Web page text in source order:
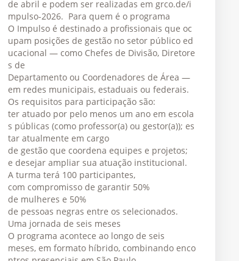
de abril e podem ser realizadas em grco.de/i
mpulso-2026. Para quem é o programa
O Impulso é destinado a profissionais que oc
upam posições de gestão no setor público ed
ucacional — como Chefes de Divisão, Diretore
s de
Departamento ou Coordenadores de Área —
em redes municipais, estaduais ou federais.
Os requisitos para participação são:
ter atuado por pelo menos um ano em escola
s públicas (como professor(a) ou gestor(a)); es
tar atualmente em cargo
de gestão que coordena equipes e projetos;
e desejar ampliar sua atuação institucional.
A turma terá 100 participantes,
com compromisso de garantir 50%
de mulheres e 50%
de pessoas negras entre os selecionados.
Uma jornada de seis meses
O programa acontece ao longo de seis
meses, em formato híbrido, combinando enco